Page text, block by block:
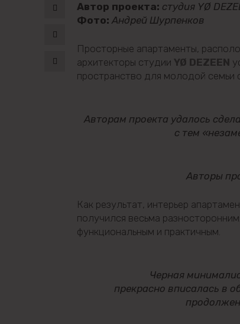
Автор проекта: студия YØ
Фото: Андрей Шурпенков
Просторные апартаменты,
архитекторы студии YØ DEZEEN
пространство для молодой семьи
Авторам проекта удалось
с тем
Авторы
Как результат, интерьер
получился весьма
функциональным и практичным.
Черная
прекрасно вписалась в